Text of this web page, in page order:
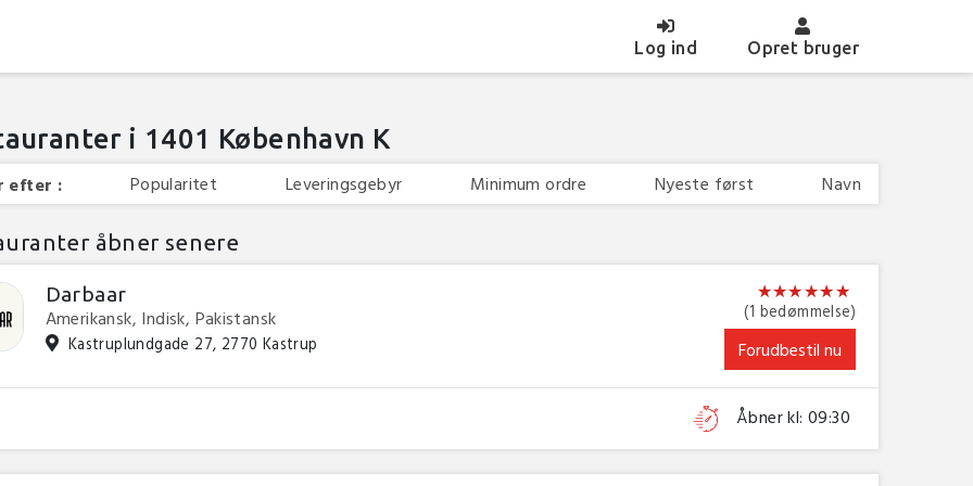
Log ind (current)Opret bruger
i 1401 København K
efter : Popularitet Leveringsgebyr Minimum ordre Nyeste først Navn
åbner senere
Darbaar
Amerikansk, Indisk, Pakistansk
Kastruplundgade 27, 2770 Kastrup
★★★★★★
★★★★★★
(1 bedømmelse)
Forudbestil nu
Åbner kl: 09:30